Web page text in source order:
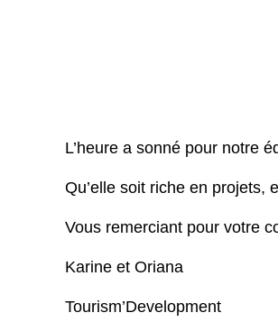
L’heure a sonné pour notre
Qu’elle soit riche en projets,
Vous remerciant pour votre
Karine et Oriana
Tourism’Development